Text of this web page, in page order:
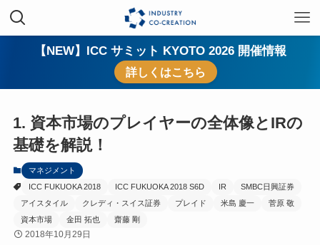
【NEW】ICC サミット KYOTO 2026 開催情報
詳しくはこちら
1. 資本市場のプレイヤーの全体像とIRの
基礎を解説！
マネジメント
ICC FUKUOKA 2018
ICC FUKUOKA 2018 S6D IR
SMBC日興証券
アイスタイル
クレディ・スイス証券 プレイド 米島 慶一
菅原 敬
資本市場
金田 拓也 齋藤 剛
2018年10月29日